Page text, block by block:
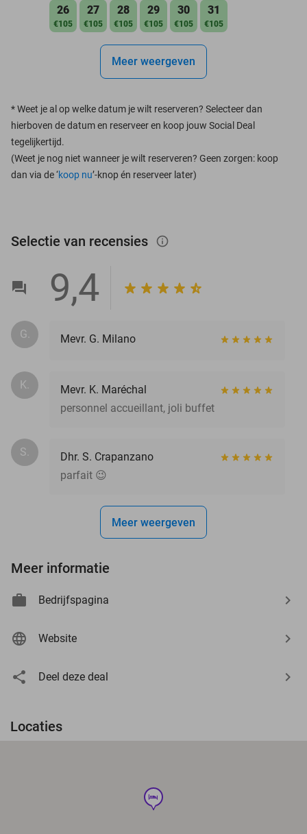
26
€105
27
€105
28
€105
29
€105
30
€105
31
€105
Meer weergeven
*Weet je al op welke datum je wilt reserveren? Selecteer dan
hierboven de datum en reserveer en koop jouw Social Deal
tegelijkertijd.
(Weet je nog niet wanneer je wilt reserveren? Geen zorgen: koop
dan via de ‘koop nu’-knop én reserveer later)
Selectie van recensies info_outlined
9,4
G. Mevr. G. Milano
K.
Mevr. K. Maréchal
personnel accueillant, joli buffet
S.
Dhr. S. Crapanzano
parfait 😉
Meer weergeven
Meer informatie
Bedrijfspagina
Website
Deel deze deal
Locaties
hotel